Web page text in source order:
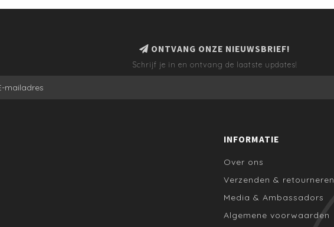
ONTVANG ONZE NIEUWSBRIEF!
Schrijf je in en ontvang de laatste updates!
INFORMATIE
Over ons
Verzenden & retourneren
Media & Ambassadors
Algemene voorwaarden